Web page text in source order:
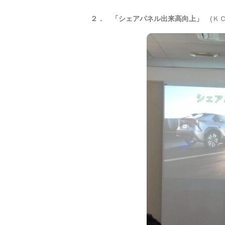
２． 「シェアパネル出来高向上」 (Ｋ